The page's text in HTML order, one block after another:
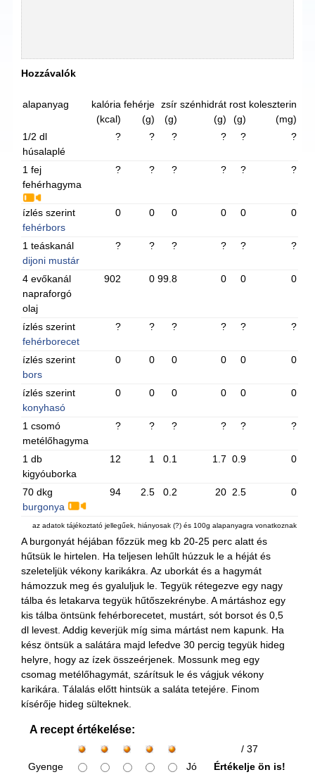
Hozzávalók
alapanyag
kalória
(kcal)
fehérje
(g)
zsír
(g)
szénhidrát
(g)
rost
(g)
koleszterin
(mg)
1/2 dl
húsalaplé
? ? ? ? ? ?
1 fej
fehérhagyma
? ? ? ? ? ?
ízlés szerint
fehérbors
0 0 0 0 0 0
1 teáskanál
dijoni mustár
? ? ? ? ? ?
4 evőkanál
napraforgó
olaj
902 0 99.8 0 0 0
ízlés szerint
fehérborecet
? ? ? ? ? ?
ízlés szerint
bors
0 0 0 0 0 0
ízlés szerint
konyhasó
0 0 0 0 0 0
1 csomó
metélőhagyma
? ? ? ? ? ?
1 db
kigyóuborka
12 1 0.1 1.7 0.9 0
70 dkg
burgonya
94 2.5 0.2 20 2.5 0
az adatok tájékoztató jellegűek, hiányosak (?) és 100g alapanyagra vonatkoznak
A burgonyát héjában főzzük meg kb 20-25 perc alatt és
hűtsük le hirtelen. Ha teljesen lehűlt húzzuk le a héját és
szeleteljük vékony karikákra. Az uborkát és a hagymát
hámozzuk meg és gyaluljuk le. Tegyük rétegezve egy nagy
tálba és letakarva tegyük hűtőszekrénybe. A mártáshoz egy
kis tálba öntsünk fehérborecetet, mustárt, sót borsot és 0,5
dl levest. Addig keverjük míg sima mártást nem kapunk. Ha
kész öntsük a salátára majd lefedve 30 percig tegyük hideg
helyre, hogy az ízek összeérjenek. Mossunk meg egy
csomag metélőhagymát, szárítsuk le és vágjuk vékony
karikára. Tálalás előtt hintsük a saláta tetejére. Finom
kísérője hideg sülteknek.
A recept értékelése:
/ 37
Gyenge
Jó Értékelje ön is!